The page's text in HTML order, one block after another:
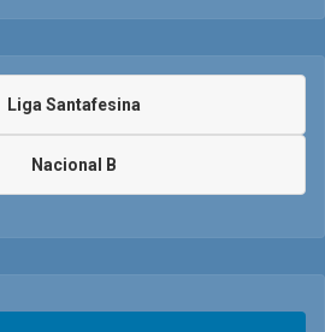
Liga Santafesina
Nacional B